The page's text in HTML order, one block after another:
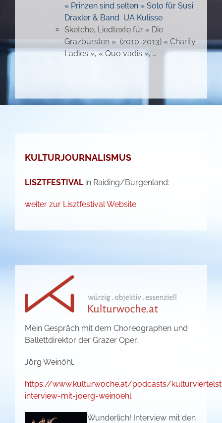
« Prinzen sind selten » Solo für Susi
Draxler & Band UA Kulisse
Sketche, Liedtexte für « Die
Grazbürsten » (2010-2013) « Charity
Ladies », « Quo vadis », …
KULTURJOURNALISMUS
LISZTFESTIVALin Raiding/Burgenland:
weiter zur Lisztfestival Website
Mein Gespräch mit dem Choreographen und
Ballettdirektor der Grazer Oper,
Jörg Weinöhl.
https://www.kulturwoche.at/podcasts/
interview-mit-joerg-weinoehl
Wunderlich! Interview mit den